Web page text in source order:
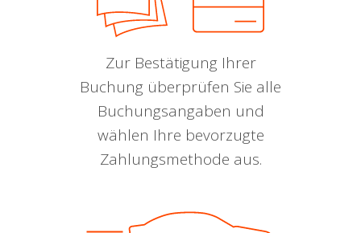
Zur Bestätigung Ihrer
Buchung überprüfen Sie alle
Buchungsangaben und
wählen Ihre bevorzugte
Zahlungsmethode aus.